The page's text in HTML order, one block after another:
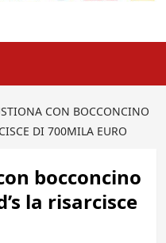
CON BOCCONCINO
DI 700MILA EURO
bocconcino
la risarcisce